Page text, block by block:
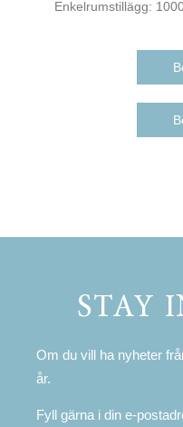
Enkelrumstillägg:
STAY
Om du vill ha nyheter
år.
Fyll gärna i din e-